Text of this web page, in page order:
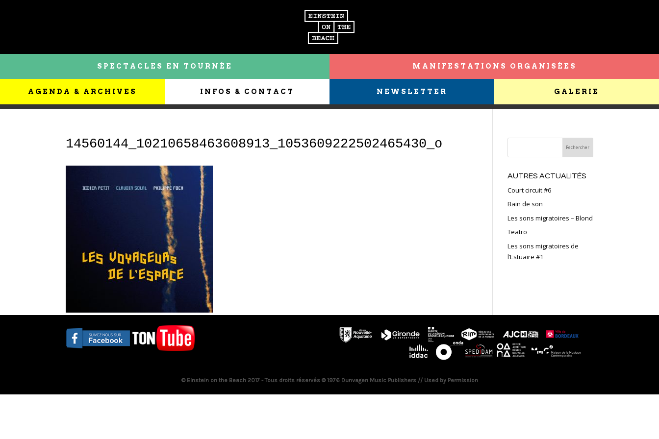
SPECTACLES EN TOURNÉE MANIFESTATIONS ORGANISÉES
AGENDA & ARCHIVES INFOS & CONTACT NEWSLETTER GALERIE
14560144_10210658463608913_1053609222502465430_o
AUTRES ACTUALITÉS
Court circuit #6
Bain de son
Les sons migratoires – Blond
Teatro
Les sons migratoires de
l’Estuaire #1
© Einstein on the Beach 2017 - Tous droits réservés © 1976 Dunvagen Music Publishers // Used by Permission